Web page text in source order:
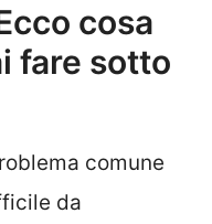
cosa
fare sotto
comune
da